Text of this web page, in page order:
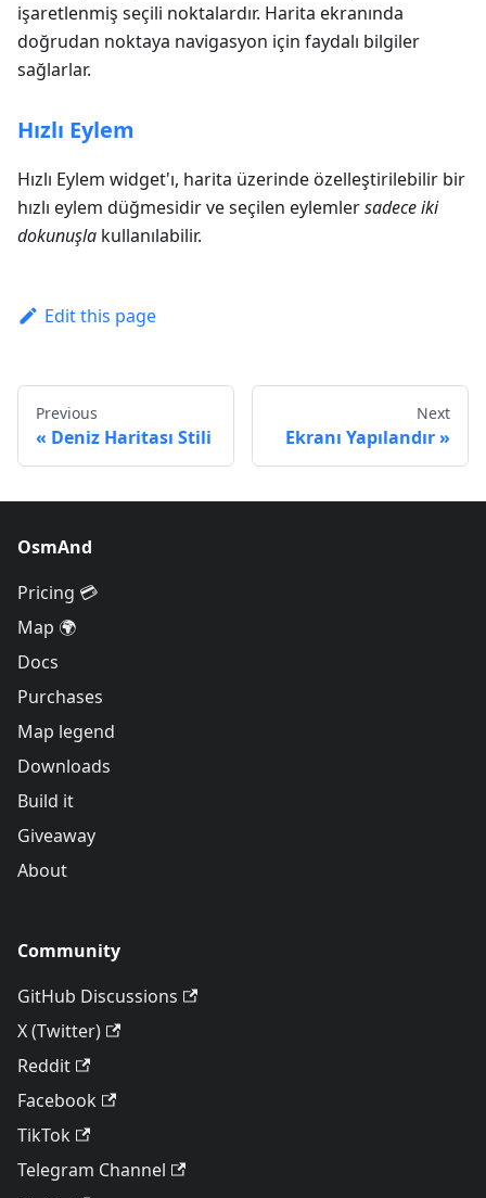
işaretlenmiş seçili noktalardır. Harita ekranında
doğrudan noktaya navigasyon için faydalı bilgiler
sağlarlar.
Hızlı Eylem
Hızlı Eylem widget'ı, harita üzerinde özelleştirilebilir bir
hızlı eylem düğmesidir ve seçilen eylemlersadece iki
dokunuşla kullanılabilir.
Edit this page
Previous
Deniz Haritası Stili
Next
Ekranı Yapılandır
OsmAnd
Pricing 💳
Map 🌍
Docs
Purchases
Map legend
Downloads
Build it
Giveaway
About
Community
GitHub Discussions
X (Twitter)
Reddit
Facebook
TikTok
Telegram Channel